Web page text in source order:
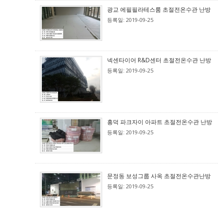
광교 에필필라테스룸 초절전온수관 난방
등록일: 2019-09-25
넥센타이어 R&D센터 초절전온수관 난방
등록일: 2019-09-25
흥덕 파크자이 아파트 초절전온수관 난방
등록일: 2019-09-25
문정동 보성그룹 사옥 초절전온수관난방
등록일: 2019-09-25